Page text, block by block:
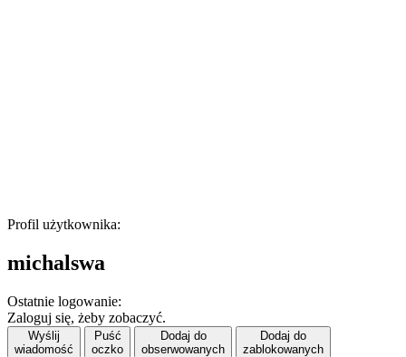
Profil użytkownika:
michalswa
Ostatnie logowanie:
Zaloguj się, żeby zobaczyć.
Wyślij
wiadomość
Puść
oczko
Dodaj do
obserwowanych
Dodaj do
zablokowanych